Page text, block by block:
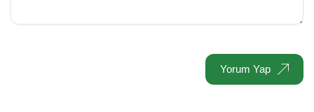
Yorum Yap